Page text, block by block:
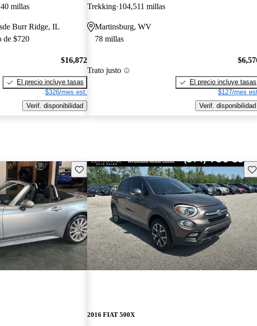
millas
Burr Ridge, IL
de $720
$16,872
El precio incluye tasas
$326/mes est.
Verif. disponibilidad
Trekking 104,511 millas
Martinsburg, WV
78 millas
Trato justo
El precio incluye tasas
$127/mes
Verif. disponibilidad
Guarda este Aviso
2016 FIAT 500X